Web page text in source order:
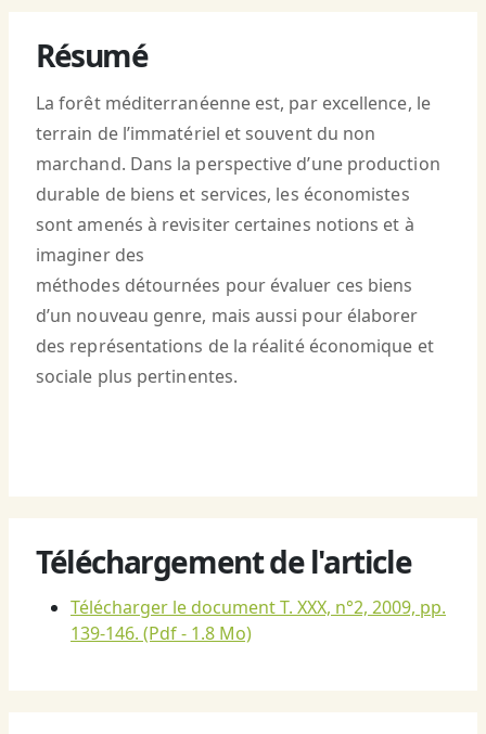
Résumé
La forêt méditerranéenne est, par excellence, le
terrain de l’immatériel et souvent du non
marchand. Dans la perspective d’une production
durable de biens et services, les économistes
sont amenés à revisiter certaines notions et à
imaginer des
méthodes détournées pour évaluer ces biens
d’un nouveau genre, mais aussi pour élaborer
des représentations de la réalité économique et
sociale plus pertinentes.
Téléchargement de l'article
Télécharger le document T. XXX, n°2, 2009, pp.
139-146. (Pdf - 1.8 Mo)